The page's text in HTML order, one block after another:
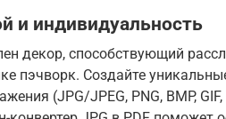
и индивидуальность
декор, способствующий
пэчворк. Создайте
(JPG/JPEG, PNG, BMP,